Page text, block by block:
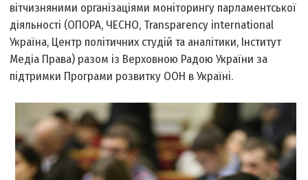
вітчизняними організаціями моніторингу парламентської
діяльності (ОПОРА, ЧЕСНО, Transparency international
Україна, Центр політичних студій та аналітики, Інститут
Медіа Права) разом із Верховною Радою України за
підтримки Програми розвитку ООН в Україні.